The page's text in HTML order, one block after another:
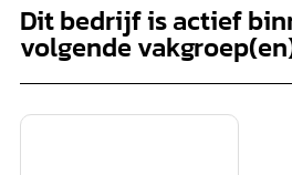
Dit bedrijf is actief
volgende